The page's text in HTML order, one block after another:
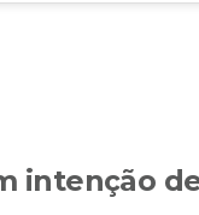
intenção